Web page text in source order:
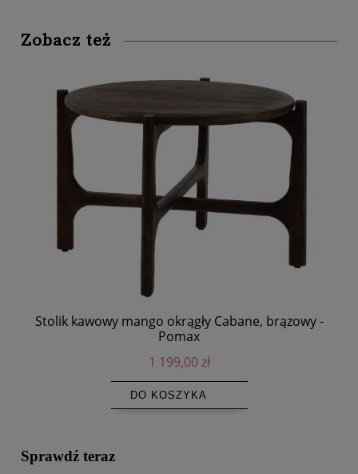
Zobacz też
Stolik kawowy mango okrągły Cabane, brązowy -
Pomax
1 199,00 zł
DO KOSZYKA
Sprawdź teraz